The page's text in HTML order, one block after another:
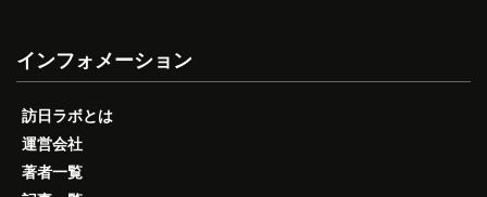
インフォメーション
訪日ラボとは
運営会社
著者一覧